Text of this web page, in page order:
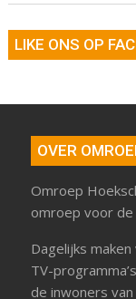
LIKE ONS OP
OVER
Omroep
omroep voor
Dagelijks
TV-
de inwoners